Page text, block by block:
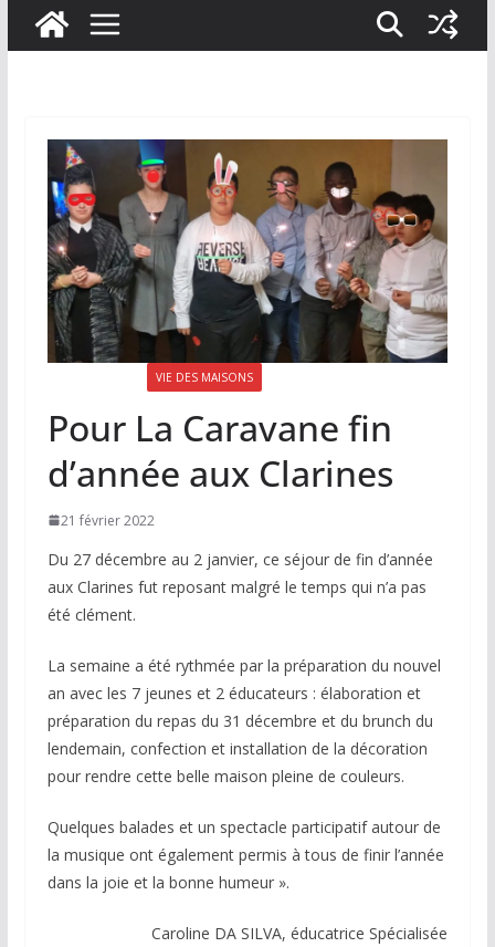
VIE DES MAISONS
Pour La Caravane fin
d’année aux Clarines
21 février 2022
Du 27 décembre au 2 janvier, ce séjour de fin d’année
aux Clarines fut reposant malgré le temps qui n’a pas
été clément.
La semaine a été rythmée par la préparation du nouvel
an avec les 7 jeunes et 2 éducateurs : élaboration et
préparation du repas du 31 décembre et du brunch du
lendemain, confection et installation de la décoration
pour rendre cette belle maison pleine de couleurs.
Quelques balades et un spectacle participatif autour de
la musique ont également permis à tous de finir l’année
dans la joie et la bonne humeur ».
Caroline DA SILVA, éducatrice Spécialisée